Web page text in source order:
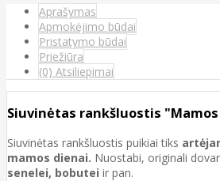
Aprašymas
Apmokėjimo būdai
Pristatymo būdai
Priežiūra
(0) Atsiliepimai
Siuvinėtas rankšluostis
Siuvinėtas rankšluostis puikiai tiks
mamos dienai. Nuostabi, originali
senelei, bobutei ir pan.